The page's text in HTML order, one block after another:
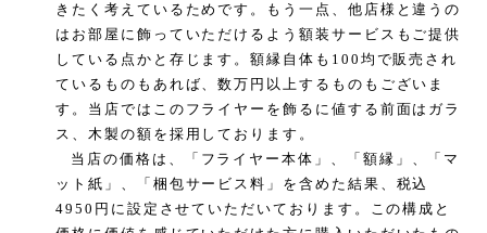
きたく考えているためです。もう一点、他店様と違うの
はお部屋に飾っていただけるよう額装サービスもご提供
している点かと存じます。額縁自体も 100 均で販売され
ているものもあれば、数万円以上するものもございま
す。当店ではこのフライヤーを飾るに値する前面はガラ
ス、木製の額を採用しております。
当店の価格は、「フライヤー本体」、「額縁」、「マ
ット紙」、「梱包サービス料」を含めた結果、税込
4950 円に設定させていただいております。この構成と